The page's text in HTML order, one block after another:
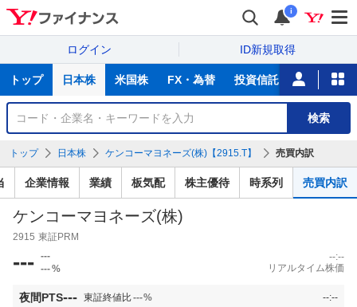
i
ログイン ID新規取得
サ
トップ 日本株 米国株 FX・為替 投資信託 ニュース
銘
検
検索
トップ 日本株 ケンコーマヨネーズ(株)【2915.T】 売買内訳
企業情報 業績 板気配 株主優待 時系列 売買内訳
ケンコーマヨネーズ(株)
2915 東証PRM
--- ---
---%
--:--
リアルタイム株価
夜間PTS--- 東証終値比---% --:--